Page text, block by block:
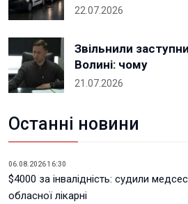
22.07.2026
Звільнили
Волині: чому
21.07.2026
Останні новини
06.08.2026 16:30
$4000 за інвалідність: судили
обласної лікарні